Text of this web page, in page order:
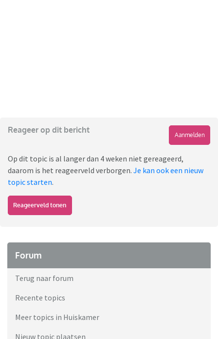
Reageer op dit bericht
Aanmelden
Op dit topic is al langer dan 4 weken niet gereageerd,
daarom is het reageerveld verborgen. Je kan ook een nieuw
topic starten.
Reageerveld tonen
Forum
Terug naar forum
Recente topics
Meer topics in Huiskamer
Nieuw topic plaatsen